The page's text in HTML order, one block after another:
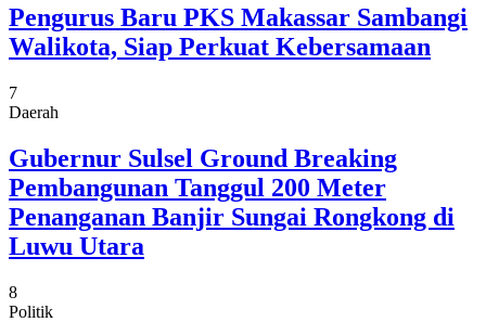
Pengurus Baru PKS Makassar Sambangi
Walikota, Siap Perkuat Kebersamaan
7
Daerah
Gubernur Sulsel Ground Breaking
Pembangunan Tanggul 200 Meter
Penanganan Banjir Sungai Rongkong di
Luwu Utara
8
Politik